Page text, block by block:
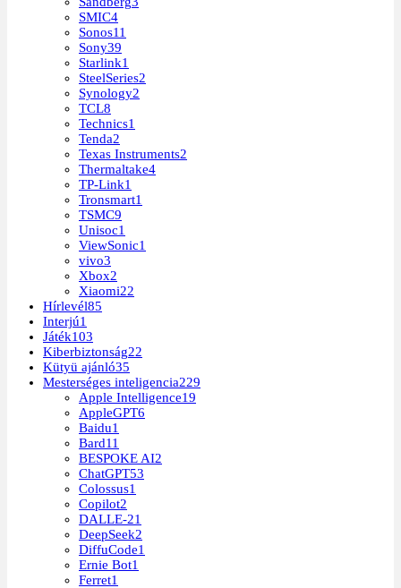
SMIC4
Sonos11
Sony39
Starlink1
SteelSeries2
Synology2
TCL8
Technics1
Tenda2
Texas Instruments2
Thermaltake4
TP-Link1
Tronsmart1
TSMC9
Unisoc1
ViewSonic1
vivo3
Xbox2
Xiaomi22
Hírlevél85
Interjú1
Játék103
Kiberbiztonság22
Kütyü ajánló35
Mesterséges inteligencia229
Apple Intelligence19
AppleGPT6
Baidu1
Bard11
BESPOKE AI2
ChatGPT53
Colossus1
Copilot2
DALLE-21
DeepSeek2
DiffuCode1
Ernie Bot1
Ferret1